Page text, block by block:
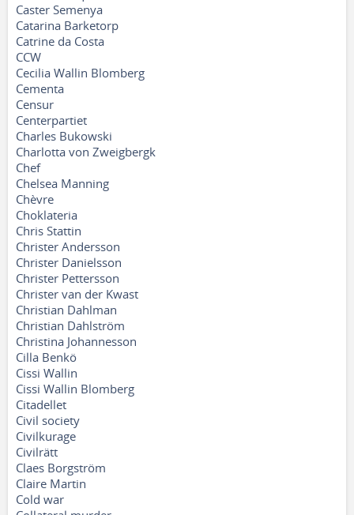
Caster Semenya
Catarina Barketorp
Catrine da Costa
CCW
Cecilia Wallin Blomberg
Cementa
Censur
Centerpartiet
Charles Bukowski
Charlotta von Zweigbergk
Chef
Chelsea Manning
Chèvre
Choklateria
Chris Stattin
Christer Andersson
Christer Danielsson
Christer Pettersson
Christer van der Kwast
Christian Dahlman
Christian Dahlström
Christina Johannesson
Cilla Benkö
Cissi Wallin
Cissi Wallin Blomberg
Citadellet
Civil society
Civilkurage
Civilrätt
Claes Borgström
Claire Martin
Cold war